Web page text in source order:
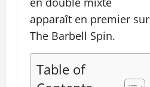
apparaît en premier sur
The Barbell Spin.
Table of